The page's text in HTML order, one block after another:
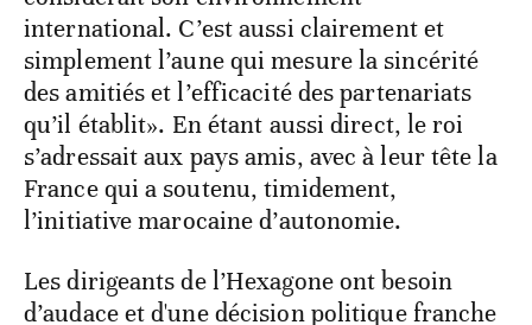
international. C’est aussi clairement et
simplement l’aune qui mesure la sincérité
des amitiés et l’efficacité des partenariats
qu’il établit». En étant aussi direct, le roi
s’adressait aux pays amis, avec à leur tête la
France qui a soutenu, timidement,
l’initiative marocaine d’autonomie.
Les dirigeants de l’Hexagone ont besoin
d’audace et d'une décision politique franche